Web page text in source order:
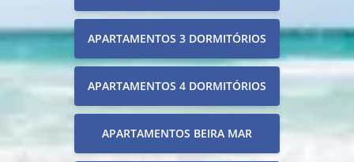
APARTAMENTOS 3 DORMITÓRIOS
APARTAMENTOS 4 DORMITÓRIOS
APARTAMENTOS BEIRA MAR